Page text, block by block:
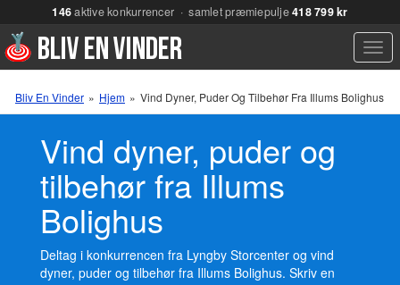
146aktive konkurrencer · samlet præmiepulje418 799 kr
Bliv En Vinder » Hjem » Vind Dyner, Puder Og Tilbehør Fra Illums Bolighus
Vind dyner, puder og
tilbehør fra Illums
Bolighus
Deltag i konkurrencen fra Lyngby Storcenter og vind
dyner, puder og tilbehør fra Illums Bolighus. Skriv en